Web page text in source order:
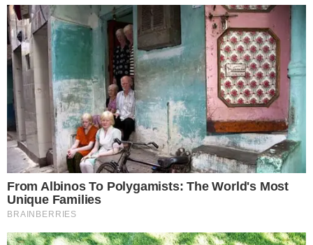
ได้ดั่งใจปรารถนา
นำธูปที่ไหว้อยู่ปักลงไปในกระถาง รอเวลาให้ธูปไหม้จนหมดด อ ก
จากนั้นก็ให้เริ่มทำความสะอาดบ้าน โดยเริ่มจากฝ้า เพดาน แล้วไล่
ลงมาเป็นผนัง ชั้นวางของต่างๆ สุดท้ายก็คือ พื้นบ้าน เพื่อเป็นการเก็บ
สิ่งสกปรกทั้งหมดที่ตกลงมาจากการทำความสะอาดในที่สูง กวาดฝุ่น
ละอองทั้งหมดมารวมกันไว้ในผ้าขาว จากนั้นมัดห่อให้มิดชิด อย่ า
ให้ฝุ่นเล็ดลอดออกมาได้
ต่อมาให้นำห่อผ้าขาวที่ได้นั้น ไปทิ้งไว้ในถังขยะภายในวัดใกล้บ้าน
เมื่อทิ้งเสร็จอย่ า หันกลับไปมองเด็ดขาด ให้เดินออกมาเลย เพื่อ
เป็นการทิ้งสิ่งไม่ดีให้ออกไปจากชีวิตนั่นเอง